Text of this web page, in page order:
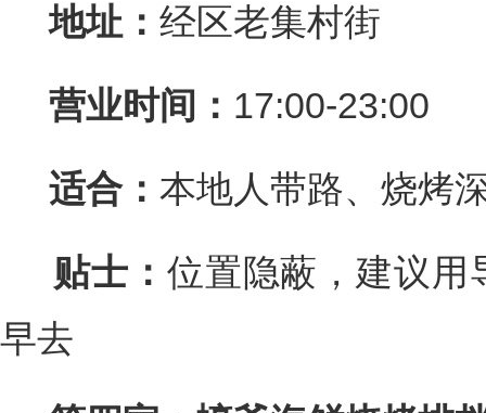
地址： 经区老集村街
营业时间： 17:00-23:00
适合： 本地人带路、烧烤
贴士： 位置隐蔽，建议用
早去